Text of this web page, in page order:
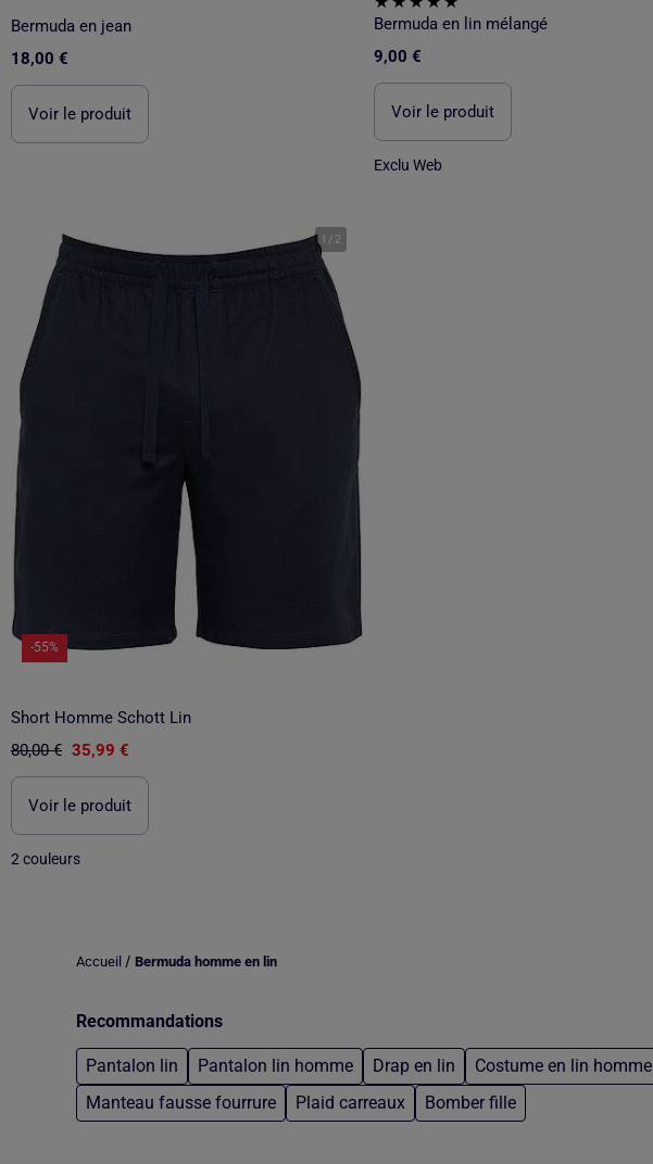
Bermuda en jean
18,00 €
Voir le produit
Bermuda en lin mélangé
9,00 €
Voir le produit
Exclu Web
1 / 2
-55%
Short Homme Schott Lin
80,00 € 35,99 €
Voir le produit
2 couleurs
Accueil / Bermuda homme en lin
Recommandations
Pantalon lin Pantalon lin homme Drap en lin Costume en lin homme
Manteau fausse fourrure
Plaid carreaux Bomber fille